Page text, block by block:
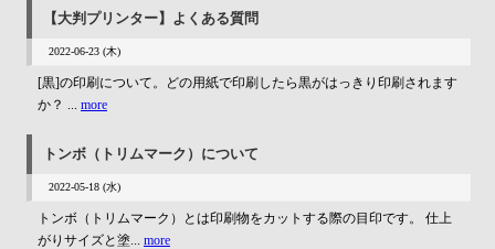
【大判プリンター】よくある質問
2022-06-23 (木)
[黒]の印刷について。どの用紙で印刷したら黒がはっきり印刷されます
か？ ... more
トンボ（トリムマーク）について
2022-05-18 (水)
トンボ（トリムマーク）とは印刷物をカットする際の目印です。 仕上
がりサイズと塗... more